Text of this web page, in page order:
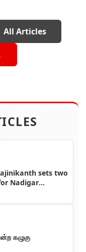
All Articles
sets two
Nadigar
கழுகு